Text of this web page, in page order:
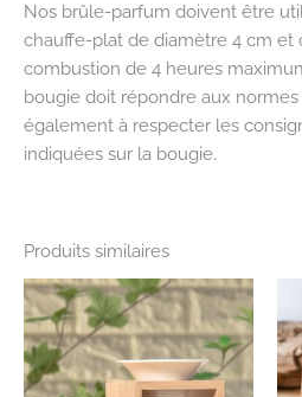
Nos brûle-parfum doivent être
chauffe-plat de diamètre 4 cm et
combustion de 4 heures
bougie doit répondre aux
également à respecter les
indiquées sur la bougie.
Produits similaires